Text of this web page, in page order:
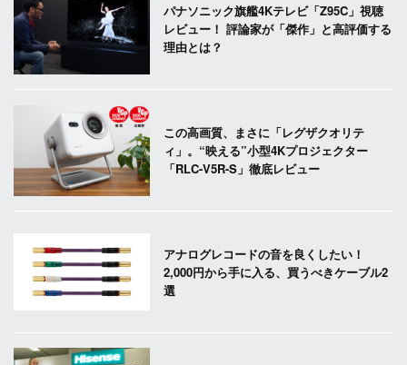
パナソニック旗艦4Kテレビ「Z95C」視聴
レビュー！ 評論家が「傑作」と高評価する
理由とは？
この高画質、まさに「レグザクオリテ
ィ」。“映える”小型4Kプロジェクター
「RLC-V5R-S」徹底レビュー
アナログレコードの音を良くしたい！
2,000円から手に入る、買うべきケーブル2
選